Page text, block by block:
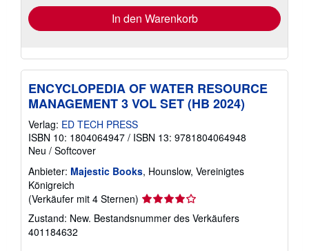
In den Warenkorb
ENCYCLOPEDIA OF WATER RESOURCE
MANAGEMENT 3 VOL SET (HB 2024)
Verlag: ED TECH PRESS
ISBN 10: 1804064947 / ISBN 13: 9781804064948
Neu / Softcover
Anbieter: Majestic Books, Hounslow, Vereinigtes
Königreich
(Verkäufer mit 4 Sternen) Verkäuferbewertung
von
Zustand: New. Bestandsnummer des Verkäufers
401184632